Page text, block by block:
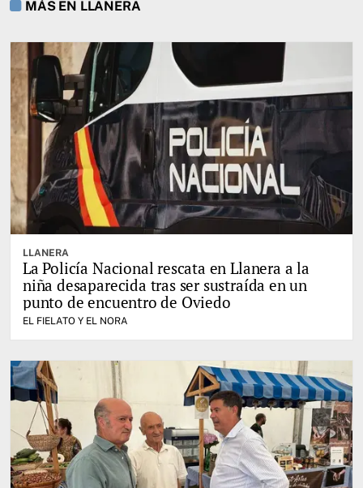
MÁS EN LLANERA
LLANERA
La Policía Nacional rescata en Llanera a la
niña desaparecida tras ser sustraída en un
punto de encuentro de Oviedo
EL FIELATO Y EL NORA